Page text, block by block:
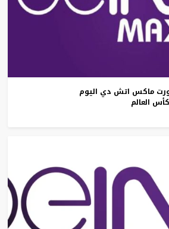
ماكس اتش دي اليوم
كأس العالم